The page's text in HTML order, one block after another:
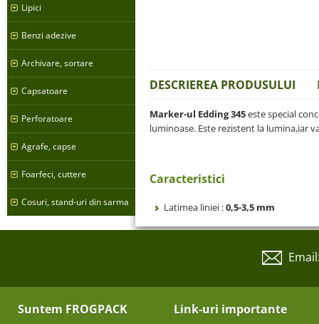
Lipici
Benzi adezive
Archivare, sortare
Capsatoare
Perforatoare
Agrafe, capse
Foarfeci, cuttere
Cosuri, stand-uri din sarma
DESCRIEREA PRODUSULUI
Marker-ul Edding 345este special
luminoase. Este rezistent la lumina,iar
Caracteristici
Latimea liniei :0,5-3,5 mm
Suntem FROGPACK Link-uri importante